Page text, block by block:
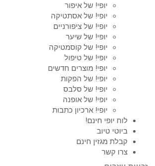
יופי! של איפור
יופי! של אסתטיקה
יופי! של ציפורניים
יופי! של שיער
יופי! של קוסמטיקה
יופי! של טיפול
יופי! מוצרים חדשים
יופי! של הפקות
יופי! של סלבס
יופי! של אופנה
יופי! ארכיון כתבות
לוח יופי חינם!
ביוטי טיוב
קבלת מגזין חינם
צרו קשר